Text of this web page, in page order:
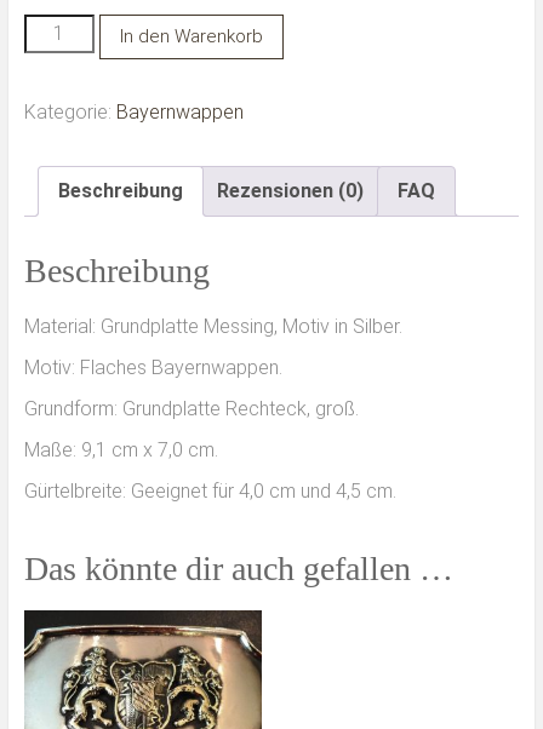
Bayernwappen
-
Grundplatte
In den Warenkorb
Kategorie: Bayernwappen
Beschreibung Rezensionen (0) FAQ
Beschreibung
Material: Grundplatte Messing, Motiv in Silber.
Motiv: Flaches Bayernwappen.
Grundform: Grundplatte Rechteck, groß.
Maße: 9,1 cm x 7,0 cm.
Gürtelbreite: Geeignet für 4,0 cm und 4,5 cm.
Das könnte dir auch gefallen …